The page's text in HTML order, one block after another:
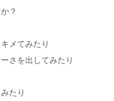
？
メてみたり
さを出してみたり
たり